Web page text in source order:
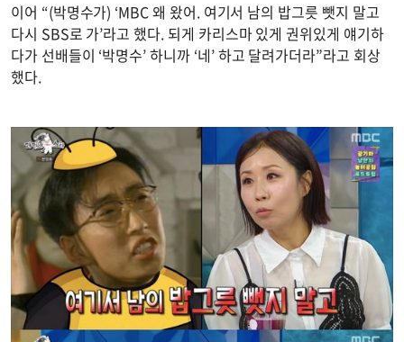
이어 “(박명수가) ‘MBC 왜 왔어. 여기서 남의 밥그릇 뺏지 말고
다시 SBS로 가’라고 했다. 되게 카리스마 있게 권위있게 얘기하
다가 선배들이 ‘박명수’ 하니까 ‘네’ 하고 달려가더라”라고 회상
했다.